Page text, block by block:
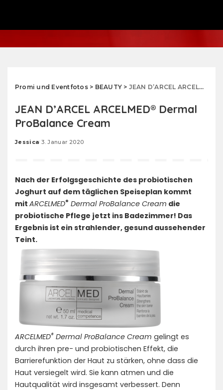
Promi und Eventfotos> BEAUTY > JEAN D’ARCEL ARCELMED® Dermal ProBalance Cream
JEAN D’ARCEL ARCELMED® Dermal
ProBalance Cream
Posted
Jessica 3. Januar 2020
Nach der Erfolgsgeschichte des probiotischen
Joghurt auf dem täglichen Speiseplan kommt
mit ARCELMED® Dermal ProBalance Cream die
probiotische Pflege jetzt ins Badezimmer! Das
Ergebnis ist ein strahlender, gesund aussehender
Teint.
ARCELMED® Dermal ProBalance Cream gelingt es
durch ihren pre- und probiotischen Effekt, die
Barrierefunktion der Haut zu stärken, ohne dass die
Haut versiegelt wird. Sie kann atmen und die
Hautqualität wird insgesamt verbessert. Denn